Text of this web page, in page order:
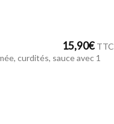
15,90€ TTC
curdités, sauce avec 1